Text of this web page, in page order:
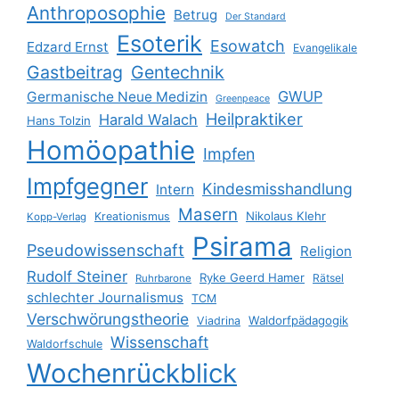
Anthroposophie Betrug Der Standard
Edzard Ernst Esoterik Esowatch Evangelikale
Gastbeitrag Gentechnik
Germanische Neue Medizin Greenpeace GWUP
Hans Tolzin Harald Walach Heilpraktiker
Homöopathie Impfen
Impfgegner Intern Kindesmisshandlung
Kopp-Verlag Kreationismus Masern Nikolaus Klehr
Pseudowissenschaft Psirama Religion
Rudolf Steiner Ruhrbarone Ryke Geerd Hamer Rätsel
schlechter Journalismus TCM
Verschwörungstheorie Viadrina Waldorfpädagogik
Waldorfschule Wissenschaft
Wochenrückblick